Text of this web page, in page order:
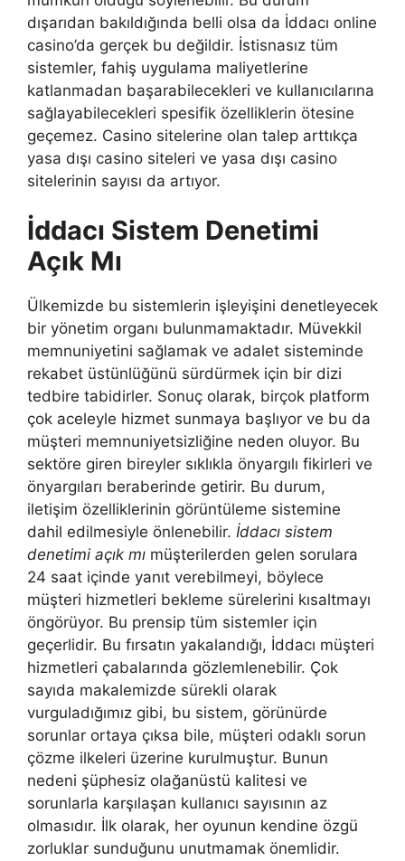
dışarıdan bakıldığında belli olsa da İddacı online
casino’da gerçek bu değildir. İstisnasız tüm
sistemler, fahiş uygulama maliyetlerine
katlanmadan başarabilecekleri ve kullanıcılarına
sağlayabilecekleri spesifik özelliklerin ötesine
geçemez. Casino sitelerine olan talep arttıkça
yasa dışı casino siteleri ve yasa dışı casino
sitelerinin sayısı da artıyor.
İddacı Sistem Denetimi
Açık Mı
Ülkemizde bu sistemlerin işleyişini denetleyecek
bir yönetim organı bulunmamaktadır. Müvekkil
memnuniyetini sağlamak ve adalet sisteminde
rekabet üstünlüğünü sürdürmek için bir dizi
tedbire tabidirler. Sonuç olarak, birçok platform
çok aceleyle hizmet sunmaya başlıyor ve bu da
müşteri memnuniyetsizliğine neden oluyor. Bu
sektöre giren bireyler sıklıkla önyargılı fikirleri ve
önyargıları beraberinde getirir. Bu durum,
iletişim özelliklerinin görüntüleme sistemine
dahil edilmesiyle önlenebilir. İddacı sistem
denetimi açık mı müşterilerden gelen sorulara
24 saat içinde yanıt verebilmeyi, böylece
müşteri hizmetleri bekleme sürelerini kısaltmayı
öngörüyor. Bu prensip tüm sistemler için
geçerlidir. Bu fırsatın yakalandığı, İddacı müşteri
hizmetleri çabalarında gözlemlenebilir. Çok
sayıda makalemizde sürekli olarak
vurguladığımız gibi, bu sistem, görünürde
sorunlar ortaya çıksa bile, müşteri odaklı sorun
çözme ilkeleri üzerine kurulmuştur. Bunun
nedeni şüphesiz olağanüstü kalitesi ve
sorunlarla karşılaşan kullanıcı sayısının az
olmasıdır. İlk olarak, her oyunun kendine özgü
zorluklar sunduğunu unutmamak önemlidir.